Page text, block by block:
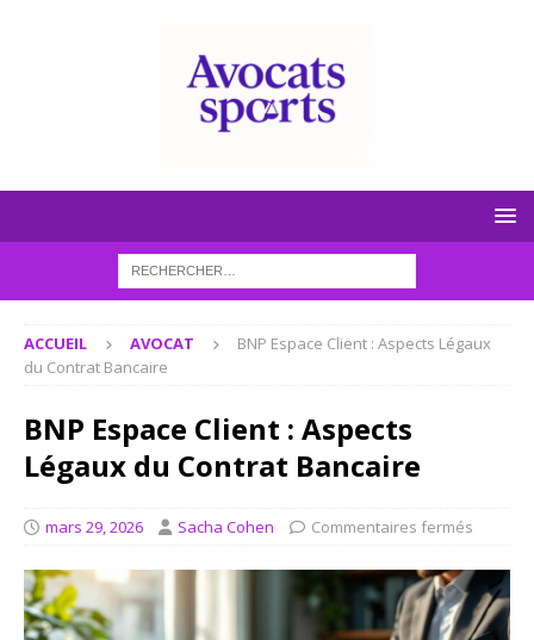
ACCUEIL AVOCAT
BNP Espace Client : Aspects Légaux
du Contrat Bancaire
BNP Espace Client : Aspects
Légaux du Contrat Bancaire
mars 29, 2026 Sacha Cohen Commentaires fermés